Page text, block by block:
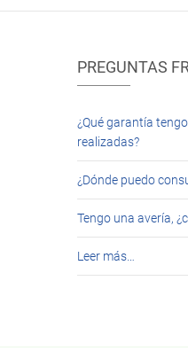
PREGUNTAS
¿Qué garantía
realizadas?
¿Dónde puedo
Tengo una avería,
Leer más…